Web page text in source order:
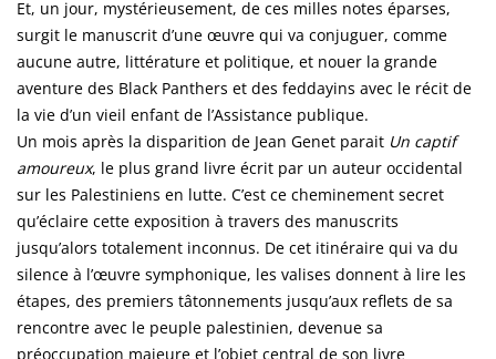
Et, un jour, mystérieusement, de ces milles notes éparses,
surgit le manuscrit d’une œuvre qui va conjuguer, comme
aucune autre, littérature et politique, et nouer la grande
aventure des Black Panthers et des feddayins avec le récit de
la vie d’un vieil enfant de l’Assistance publique.
Un mois après la disparition de Jean Genet parait Un captif
amoureux, le plus grand livre écrit par un auteur occidental
sur les Palestiniens en lutte. C’est ce cheminement secret
qu’éclaire cette exposition à travers des manuscrits
jusqu’alors totalement inconnus. De cet itinéraire qui va du
silence à l’œuvre symphonique, les valises donnent à lire les
étapes, des premiers tâtonnements jusqu’aux reflets de sa
rencontre avec le peuple palestinien, devenue sa
préoccupation majeure et l’objet central de son livre